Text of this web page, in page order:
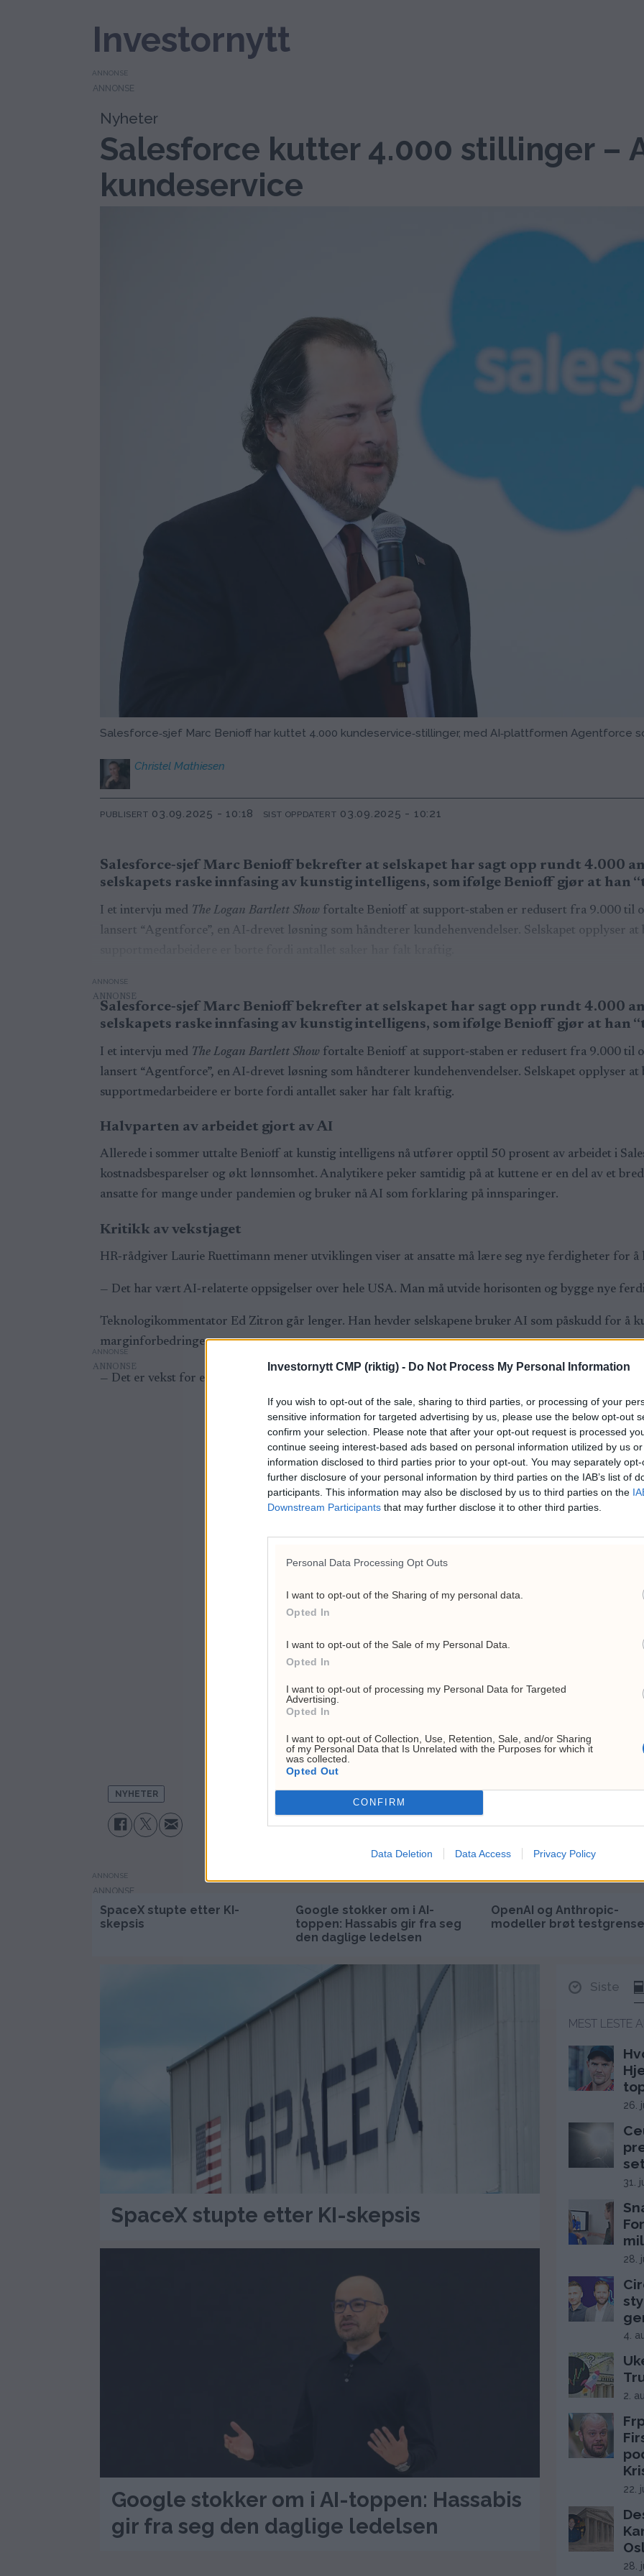
Investornytt CMP (riktig) - Do Not Process My Personal Information
If you wish to opt-out of the sale, sharing to third parties, or processing of your
sensitive information for targeted advertising by us, please use the below opt-out
confirm your selection. Please note that after your opt-out request is processed
continue seeing interest-based ads based on personal information utilized by us
information disclosed to third parties prior to your opt-out. You may separately
further disclosure of your personal information by third parties on the IAB’s list of
participants. This information may also be disclosed by us to third parties on the
Downstream Participants that may further disclose it to other third parties.
Personal Data Processing Opt Outs
I want to opt-out of the Sharing of my personal data.
Opted In
I want to opt-out of the Sale of my Personal Data.
Opted In
I want to opt-out of processing my Personal Data for Targeted
Advertising.
Opted In
I want to opt-out of Collection, Use, Retention, Sale, and/or Sharing
of my Personal Data that Is Unrelated with the Purposes for which it
was collected.
Opted Out
CONFIRM
Data Deletion Data Access Privacy Policy
Investornytt
ANNONSE
Nyheter
Salesforce kutter 4.000 stillinger –
kundeservice
Salesforce‑sjef Marc Benioff har kuttet 4.000 kundeservice‑stillinger, med AI‑plattformen Agentforce
Christel Mathiesen
PUBLISERT 03.09.2025 - 10:18 SIST OPPDATERT 03.09.2025 - 10:21
Salesforce‑sjef Marc Benioff bekrefter at selskapet har sagt opp rundt 4.000
selskapets raske innfasing av kunstig intelligens, som ifølge Benioff gjør at han
I et intervju med The Logan Bartlett Show fortalte Benioff at support‑staben er redusert fra 9.000 til
lansert “Agentforce”, en AI‑drevet løsning som håndterer kundehenvendelser. Selskapet opplyser
ANNONSE
Salesforce‑sjef Marc Benioff bekrefter at selskapet har sagt opp rundt 4.000
selskapets raske innfasing av kunstig intelligens, som ifølge Benioff gjør at han
I et intervju med The Logan Bartlett Show fortalte Benioff at support‑staben er redusert fra 9.000 til
lansert “Agentforce”, en AI‑drevet løsning som håndterer kundehenvendelser. Selskapet opplyser
supportmedarbeidere er borte fordi antallet saker har falt kraftig.
Halvparten av arbeidet gjort av AI
Allerede i sommer uttalte Benioff at kunstig intelligens nå utfører opptil 50 prosent av arbeidet i
kostnadsbesparelser og økt lønnsomhet. Analytikere peker samtidig på at kuttene er en del av et
ansatte for mange under pandemien og bruker nå AI som forklaring på innsparinger.
Kritikk av vekstjaget
HR‑rådgiver Laurie Ruettimann mener utviklingen viser at ansatte må lære seg nye ferdigheter for å
— Det har vært AI‑relaterte oppsigelser over hele USA. Man må utvide horisonten og bygge nye
Teknologikommentator Ed Zitron går lenger. Han hevder selskapene bruker AI som påskudd for å
marginforbedringer.
ANNONSE
— Det er vekst for enhver pris. Selv om det ødelegger arbeidsplasser og i verste fall gir svakere
NYHETER
ANNONSE
SpaceX stupte etter KI-
skepsis
Google stokker om i AI-
toppen: Hassabis gir fra seg
den daglige ledelsen
OpenAI og Anthropic-
modeller brøt
SpaceX stupte etter KI-skepsis
Google stokker om i AI-toppen: Hassabis
gir fra seg den daglige ledelsen
Siste
MEST LESTE
26.
31.
28.
4.
2.
22.
28.